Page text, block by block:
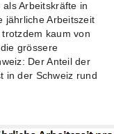
Arbeitskräfte in
jährliche Arbeitszeit
kaum von
grössere
Der Anteil der
in der Schweiz rund